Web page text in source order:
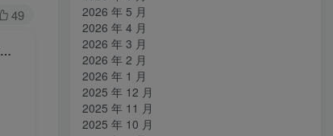
49
（15418期）天工开物短视频创作课：插件配置与基础操作，场景动画全流程 古建案例实战
2026 年 5 月
2026 年 4 月
2026 年 3 月
2026 年 2 月
2026 年 1 月
2025 年 12 月
2025 年 11 月
2025 年 10 月